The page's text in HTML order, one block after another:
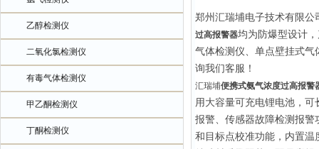
乙醇检测仪
二氧化氯检测仪
有毒气体检测仪
甲乙酮检测仪
丁酮检测仪
郑州汇瑞埔电子技术有限
过高报警器均为防爆型设计
气体检测仪、单点壁挂式
询我们客服！
汇瑞埔便携式氨气浓度过高报警
用大容量可充电锂电池，
报警、传感器故障检测报
和目标点校准功能，内置